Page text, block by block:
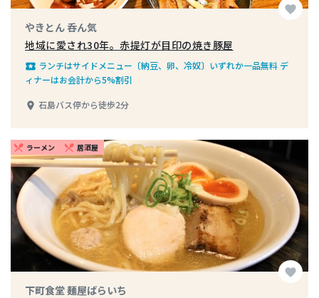
favorite
やきとん 呑ん気
地域に愛され30年。赤提灯が目印の焼き豚屋
local_play ランチはサイドメニュー〔納豆、卵、冷奴〕いずれか一品無料 デ
ィナーはお会計から5%割引
place 石島バス停から徒歩2分
restaurant_menu ラーメン restaurant_menu 居酒屋
favorite
下町食堂 麺屋ばらいち